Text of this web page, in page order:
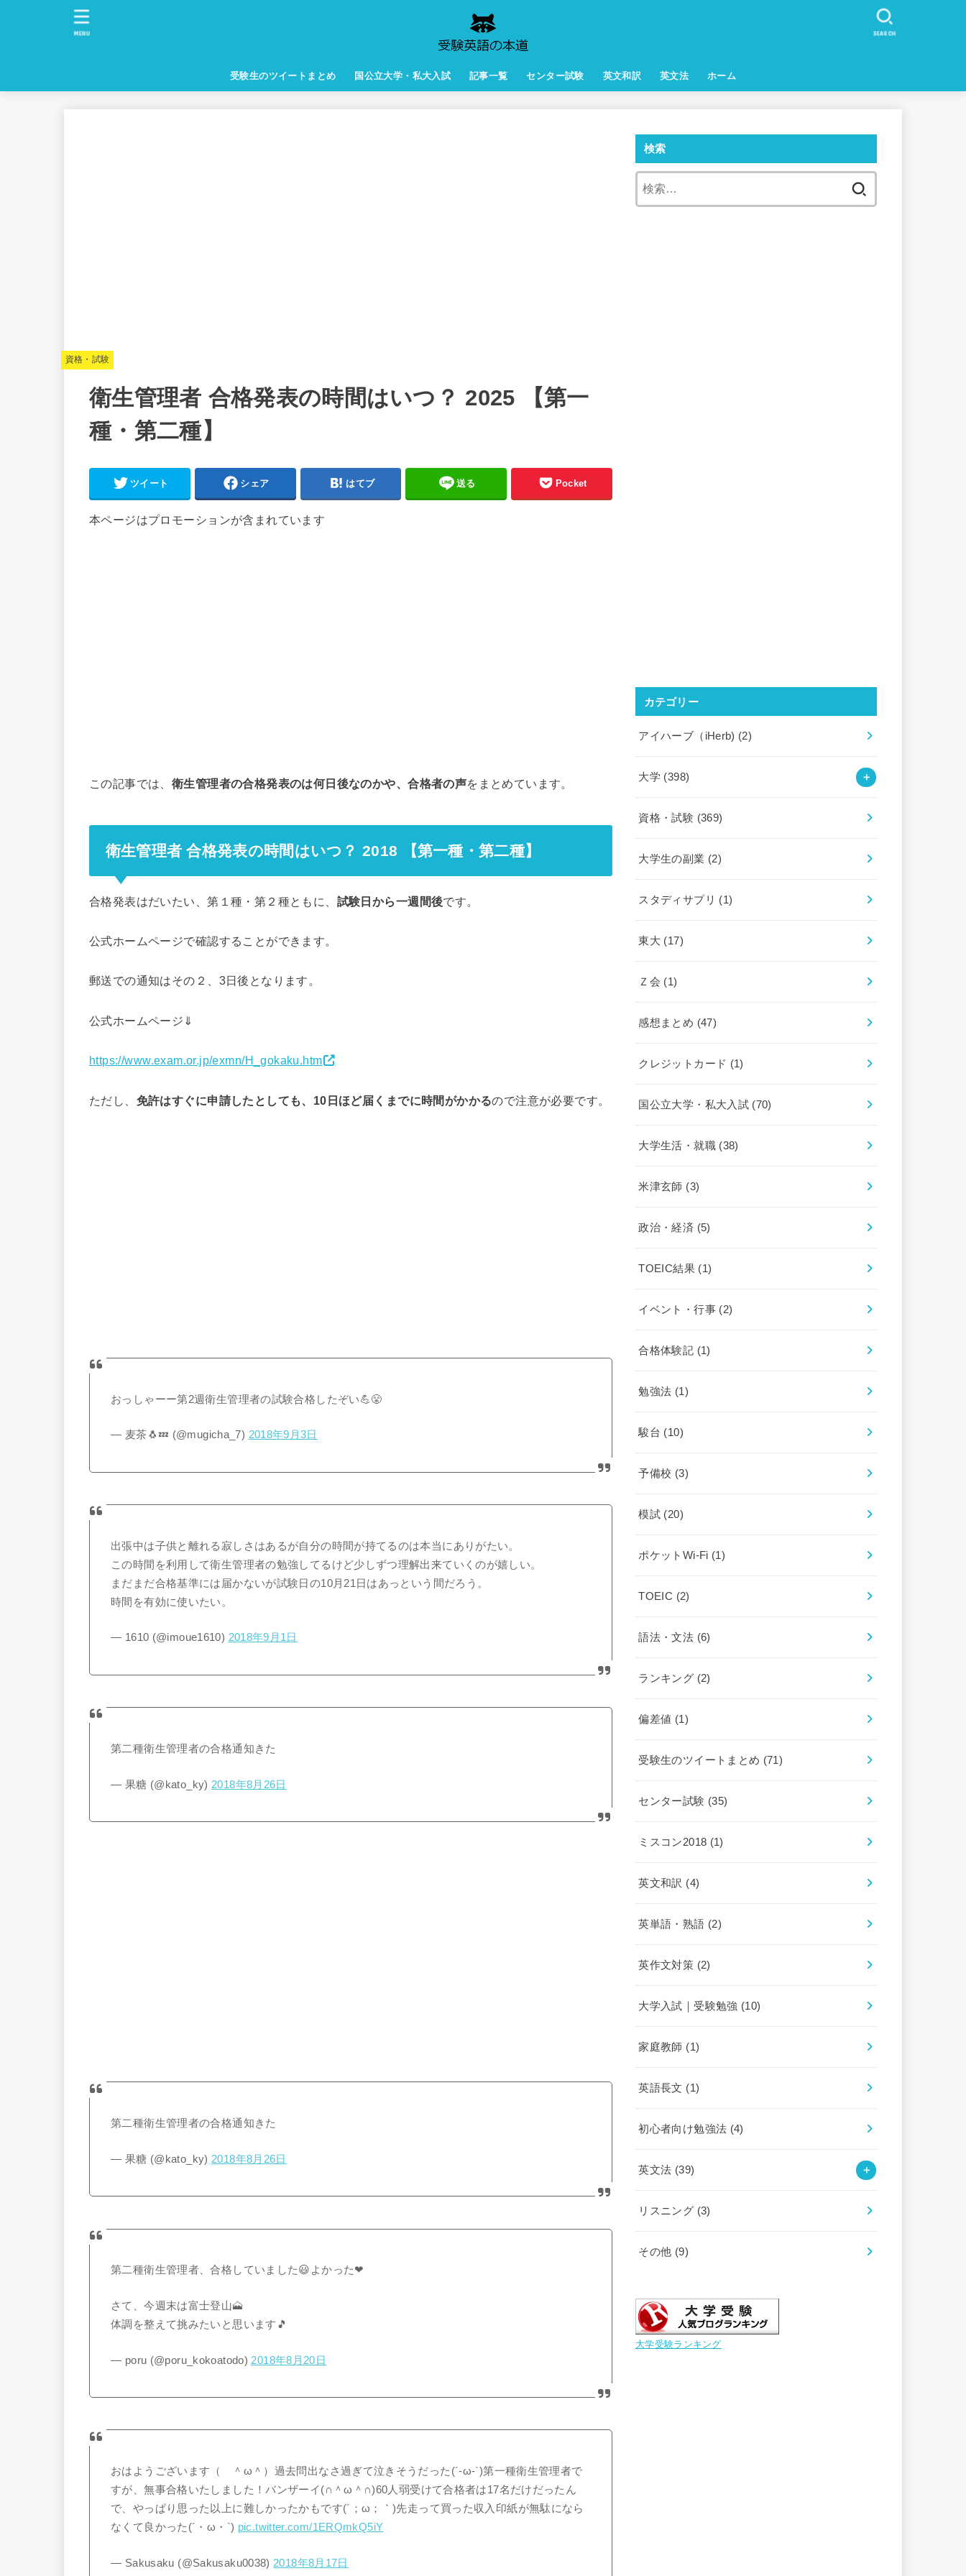
受験生のツイートまとめ 国公立大学・私大入試 記事一覧 センター試験 英文和訳 英文法 ホーム
SEARCH
MENU
資格・試験
衛生管理者 合格発表の時間はいつ？ 2025 【第一
種・第二種】
ツイート シェア はてブ 送る Pocket
本ページはプロモーションが含まれています
この記事では、 衛生管理者の合格発表のは何日後なのかや、合格者の声をまとめています。
衛生管理者 合格発表の時間はいつ？ 2018 【第一種・第二種】
合格発表はだいたい、第１種・第２種ともに、 試験日から一週間後です。
公式ホームページで確認することができます。
郵送での通知はその２、3日後となります。
公式ホームページ⇓
https://www.exam.or.jp/exmn/H_gokaku.htm
ただし、 免許はすぐに申請したとしても、10日ほど届くまでに時間がかかるので注意が必要です。
おっしゃーー第2週衛生管理者の試験合格したぞい💪😤
— 麦茶🐧💤 (@mugicha_7) 2018年9月3日
出張中は子供と離れる寂しさはあるが自分の時間が持てるのは本当にありがたい。
この時間を利用して衛生管理者の勉強してるけど少しずつ理解出来ていくのが嬉しい。
まだまだ合格基準には届かないが試験日の10月21日はあっという間だろう。
時間を有効に使いたい。
— 1610 (@imoue1610) 2018年9月1日
第二種衛生管理者の合格通知きた
— 果糖 (@kato_ky) 2018年8月26日
第二種衛生管理者の合格通知きた
— 果糖 (@kato_ky) 2018年8月26日
第二種衛生管理者、合格していました😃よかった❤
さて、今週末は富士登山🗻
体調を整えて挑みたいと思います🎵
— poru (@poru_kokoatodo) 2018年8月20日
おはようございます（ ＾ω＾）過去問出なさ過ぎて泣きそうだった(´-ω-`)第一種衛生管理者で
すが、無事合格いたしました！バンザーイ(∩＾ω＾∩)60人弱受けて合格者は17名だけだったん
で、やっぱり思った以上に難しかったかもです(´；ω；｀)先走って買った収入印紙が無駄になら
なくて良かった(´・ω・`) pic.twitter.com/1ERQmkQ5iY
— Sakusaku (@Sakusaku0038) 2018年8月17日
検索
カテゴリー
アイハーブ（iHerb) (2)
大学 (398)
資格・試験 (369)
大学生の副業 (2)
スタディサプリ (1)
東大 (17)
Ｚ会 (1)
感想まとめ (47)
クレジットカード (1)
国公立大学・私大入試 (70)
大学生活・就職 (38)
米津玄師 (3)
政治・経済 (5)
TOEIC結果 (1)
イベント・行事 (2)
合格体験記 (1)
勉強法 (1)
駿台 (10)
予備校 (3)
模試 (20)
ポケットWi-Fi (1)
TOEIC (2)
語法・文法 (6)
ランキング (2)
偏差値 (1)
受験生のツイートまとめ (71)
センター試験 (35)
ミスコン2018 (1)
英文和訳 (4)
英単語・熟語 (2)
英作文対策 (2)
大学入試｜受験勉強 (10)
家庭教師 (1)
英語長文 (1)
初心者向け勉強法 (4)
英文法 (39)
リスニング (3)
その他 (9)
大学受験ランキング